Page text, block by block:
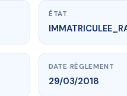
ÉTAT
DATE RÈGLEMENT
29/03/2018